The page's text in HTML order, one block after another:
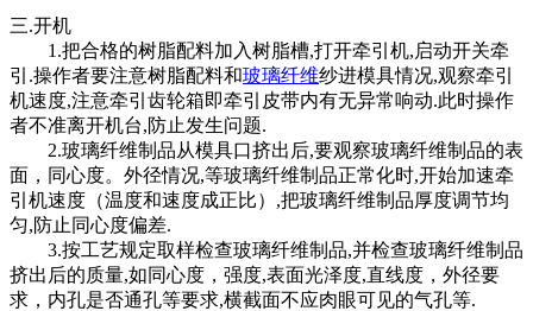
三.开机
1.把合格的树脂配料加入树脂槽,打开牵引机,启动开关牵
引.操作者要注意树脂配料和玻璃纤维纱进模具情况,观察牵引
机速度,注意牵引齿轮箱即牵引皮带内有无异常响动.此时操作
者不准离开机台,防止发生问题.
2.玻璃纤维制品从模具口挤出后,要观察玻璃纤维制品的表
面，同心度。外径情况,等玻璃纤维制品正常化时,开始加速牵
引机速度（温度和速度成正比）,把玻璃纤维制品厚度调节均
匀,防止同心度偏差.
3.按工艺规定取样检查玻璃纤维制品,并检查玻璃纤维制品
挤出后的质量,如同心度，强度,表面光泽度,直线度，外径要
求，内孔是否通孔等要求,横截面不应肉眼可见的气孔等.